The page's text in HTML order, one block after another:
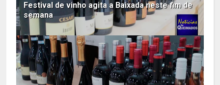
Festival de vinho agita a Baixada neste fim de
semana